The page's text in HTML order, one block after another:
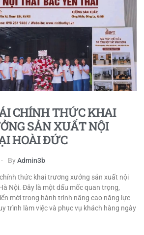
CHÍNH THỨC KHAI
SẢN XUẤT NỘI
HOÀI ĐỨC
ByAdmin3b
thức khai trương xưởng sản xuất nội
Nội. Đây là một dấu mốc quan trọng,
mới trong hành trình nâng cao năng lực
trình làm việc và phục vụ khách hàng ngày